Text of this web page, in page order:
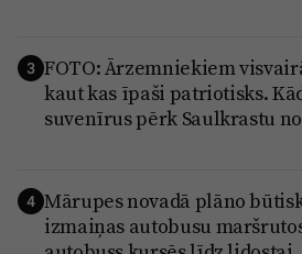
3 FOTO: Ārzemniekiem
kaut kas īpaši patriotisks.
suvenīrus pērk Saulkrastu
4 Mārupes novadā plāno
izmaiņas autobusu